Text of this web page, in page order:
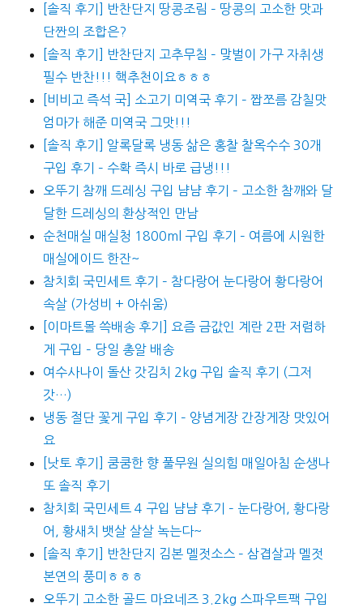
[솔직 후기] 반찬단지 땅콩조림 – 땅콩의 고소한 맛과
단짠의 조합은?
[솔직 후기] 반찬단지 고추무침 – 맞벌이 가구 자취생
필수 반찬!!! 핵추천이요ㅎㅎㅎ
[비비고 즉석 국] 소고기 미역국 후기 – 짭쪼름 감칠맛
엄마가 해준 미역국 그맛!!!
[솔직 후기] 알록달록 냉동 삶은 홍찰 찰옥수수 30개
구입 후기 – 수확 즉시 바로 급냉!!!
오뚜기 참깨 드레싱 구입 냠냠 후기 – 고소한 참깨와 달
달한 드레싱의 환상적인 만남
순천매실 매실청 1800ml 구입 후기 – 여름에 시원한
매실에이드 한잔~
참치회 국민세트 후기 – 참다랑어 눈다랑어 황다랑어
속살 (가성비 + 아쉬움)
[이마트몰 쓱배송 후기] 요즘 금값인 계란 2판 저렴하
게 구입 – 당일 총알 배송
여수사나이 돌산 갓김치 2kg 구입 솔직 후기 (그저
갓…)
냉동 절단 꽃게 구입 후기 – 양념게장 간장게장 맛있어
요
[낫토 후기] 쿰쿰한 향 풀무원 실의힘 매일아침 순생나
또 솔직 후기
참치회 국민세트 4 구입 냠냠 후기 – 눈다랑어, 황다랑
어, 황새치 뱃살 살살 녹는다~
[솔직 후기] 반찬단지 김본 멜젓소스 – 삼겹살과 멜젓
본연의 풍미ㅎㅎㅎ
오뚜기 고소한 골드 마요네즈 3.2kg 스파우트팩 구입